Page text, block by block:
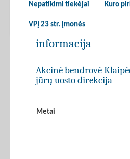
Nepatikimi tiekėjai Kuro
VPĮ 23 str. įmonės
informacija
Akcinė bendrovė
jūrų uosto direkcija
Metai